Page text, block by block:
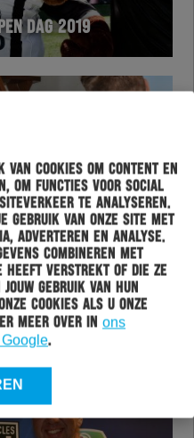
van cookies om content en
om functies voor social
te analyseren.
gebruik van onze site met
adverteren en analyse.
combineren met
heeft verstrekt of die ze
jouw gebruik van hun
cookies als u onze
meer over in ons
.
DAG 2019
MET